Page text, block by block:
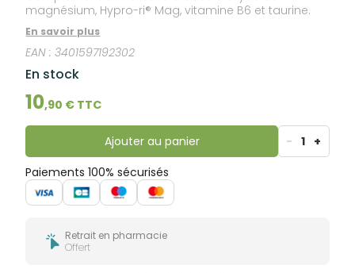
magnésium, Hypro-ri® Mag, vitamine B6 et taurine.
En savoir plus
EAN :3401597192302
En stock
10,90 € TTC
Ajouter au panier - 1 +
Paiements 100% sécurisés
Retrait en pharmacie
Offert